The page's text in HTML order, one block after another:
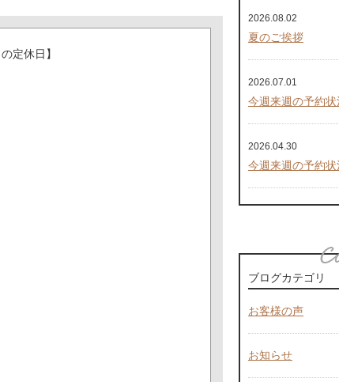
定休日】
2026.08.02
夏のご挨拶
2026.07.01
今週来週の予約状
2026.04.30
今週来週の予約状
ブログカテゴリ
お客様の声
お知らせ